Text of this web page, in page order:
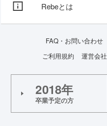
Rebeとは
FAQ・お問い合わせ
ご利用規約
運営会社
2018年
卒業予定の方